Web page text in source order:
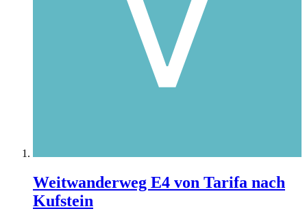
Weitwanderweg E4 von Tarifa nach
Kufstein